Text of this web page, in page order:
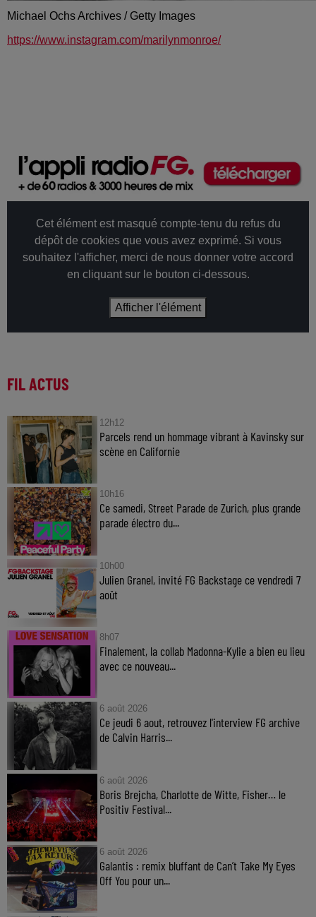
Michael Ochs Archives / Getty Images
https://www.instagram.com/marilynmonroe/
Cet élément est masqué compte-tenu du refus du
dépôt de cookies que vous avez exprimé. Si vous
souhaitez l'afficher, merci de nous donner votre accord
en cliquant sur le bouton ci-dessous.
Afficher l'élément
FIL ACTUS
12h12
Parcels rend un hommage vibrant à Kavinsky sur
scène en Californie
10h16
Ce samedi, Street Parade de Zurich, plus grande
parade électro du...
10h00
Julien Granel, invité FG Backstage ce vendredi 7
août
8h07
Finalement, la collab Madonna-Kylie a bien eu lieu
avec ce nouveau...
6 août 2026
Ce jeudi 6 aout, retrouvez l'interview FG archive
de Calvin Harris...
6 août 2026
Boris Brejcha, Charlotte de Witte, Fisher… le
Positiv Festival...
6 août 2026
Galantis : remix bluffant de Can’t Take My Eyes
Off You pour un...